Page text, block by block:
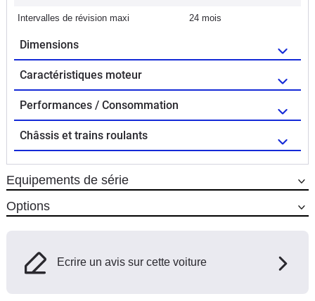
Intervalles de révision maxi 24 mois
Dimensions
Caractéristiques moteur
Performances / Consommation
Châssis et trains roulants
Equipements de série
Options
Ecrire un avis sur cette voiture